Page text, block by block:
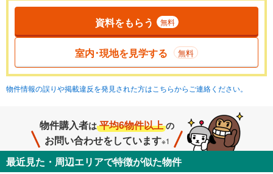
資料をもらう 無料
室内･現地を見学する 無料
物件情報の誤りや掲載違反を発見された方はこちらからご連絡ください。
物件購入者は 平均6物件以上 の
お問い合わせをしています※1
最近見た・周辺エリアで特徴が似た物件